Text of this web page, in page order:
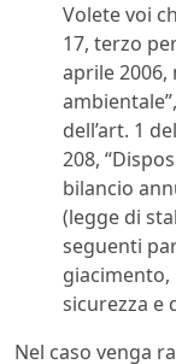
Volete voi
17, terzo
aprile 2006,
dell’art. 1
208,
bilancio
(legge di
seguenti
sicurezza e
Nel caso venga